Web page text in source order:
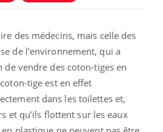
des médecins, mais celle des
de l'environnement, qui a
vendre des coton-tiges en
tige est en effet
dans les toilettes et,
et qu’ils flottent sur les eaux